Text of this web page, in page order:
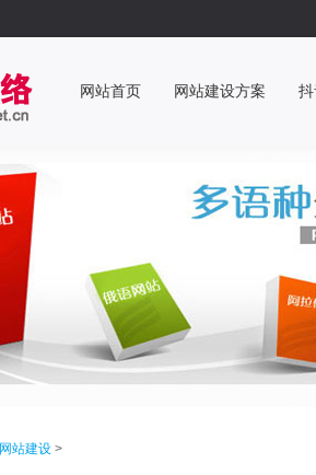
网站首页 网站建设方案 抖
网站建设 >